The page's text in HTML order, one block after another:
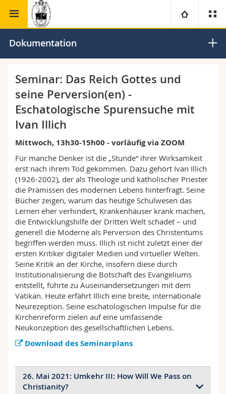
Universität
Campus
Forschung
Weiterbildung
Theologische Fak.
Rechtswissenschaftliche Fak.
Philosophische Fak.
Fak. für Erziehungs- und Bildungswissenschaften
Math.-Nat. und Med. Fak.
Interfakultär
Informationen für
Studieninteressierte
Medien
Forschende
Mitarbeitende
Doktorierende
Ressourcen
Ortsplan
Bibliotheken
Webmail
Vorlesungsverzeichnis
MyUnifr
Theologische
Zentrum für das Studium der
Dokumentation
Seminar: Das Reich Gottes und
seine Perversion(en) -
Eschatologische Spurensuche mit
Ivan Illich
Mittwoch, 13h30-15h00 - vorläufig via ZOOM
Für manche Denker ist die „Stunde“ ihrer Wirksamkeit
erst nach ihrem Tod gekommen. Dazu gehört Ivan Illich
(1926-2002), der als Theologe und katholischer Priester
die Prämissen des modernen Lebens hinterfragt. Seine
Bücher zeigen, warum das heutige Schulwesen das
Lernen eher verhindert, Krankenhäuser krank machen,
die Entwicklungshilfe der Dritten Welt schadet – und
generell die Moderne als Perversion des Christentums
begriffen werden muss. Illich ist nicht zuletzt einer der
ersten Kritiker digitaler Medien und virtueller Welten.
Seine Kritik an der Kirche, insofern diese durch
Institutionalisierung die Botschaft des Evangeliums
entstellt, führte zu Auseinandersetzungen mit dem
Vatikan. Heute erfährt Illich eine breite, internationale
Neurezeption. Seine eschatologischen Impulse für die
Kirchenreform zielen auf eine umfassende
Neukonzeption des gesellschaftlichen Lebens.
Download des Seminarplans
26. Mai 2021: Umkehr III: How Will We Pass on
Christianity?